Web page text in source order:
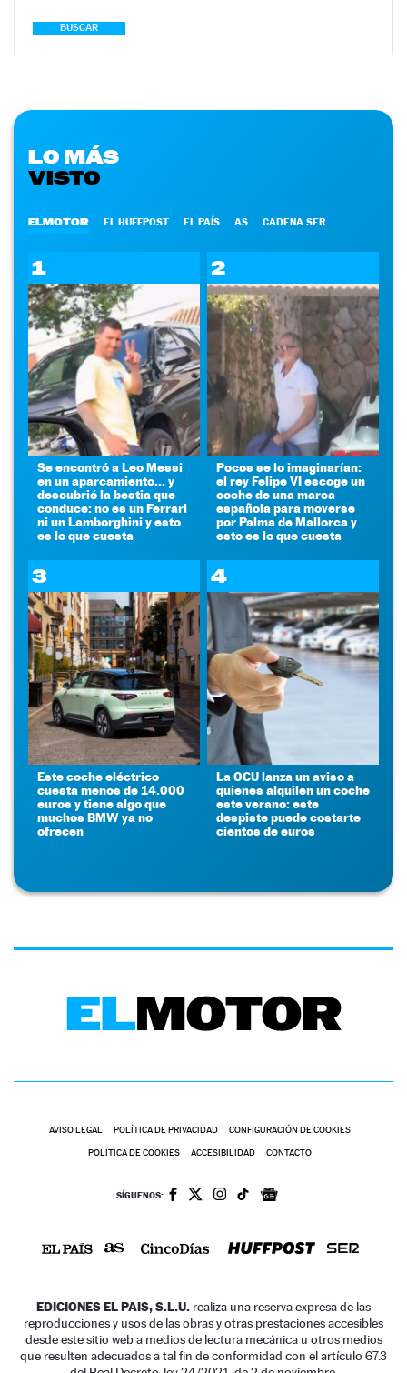
BUSCAR
LO MÁS
VISTO
ELMOTOR EL HUFFPOST EL PAÍS AS CADENA SER
1
Se encontró a Leo Messi
en un aparcamiento... y
descubrió la bestia que
conduce: no es un Ferrari
ni un Lamborghini y esto
es lo que cuesta
2
Pocos se lo imaginarían:
el rey Felipe VI escoge un
coche de una marca
española para moverse
por Palma de Mallorca y
esto es lo que cuesta
3
Este coche eléctrico
cuesta menos de 14.000
euros y tiene algo que
muchos BMW ya no
ofrecen
4
La OCU lanza un aviso a
quienes alquilen un coche
este verano: este
despiste puede costarte
cientos de euros
AVISO LEGAL POLÍTICA DE PRIVACIDAD CONFIGURACIÓN DE COOKIES
POLÍTICA DE COOKIES ACCESIBILIDAD CONTACTO
SÍGUENOS:
EDICIONES EL PAIS, S.L.U. realiza una reserva expresa de las
reproducciones y usos de las obras y otras prestaciones accesibles
desde este sitio web a medios de lectura mecánica u otros medios
que resulten adecuados a tal fin de conformidad con el artículo 67.3